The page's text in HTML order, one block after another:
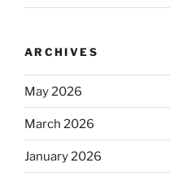
ARCHIVES
May 2026
March 2026
January 2026